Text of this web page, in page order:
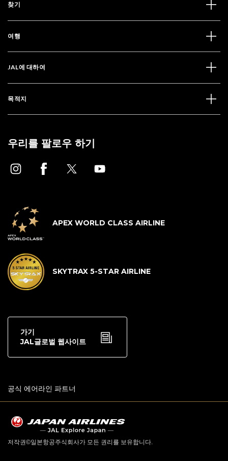
찾기
여행
JAL에 대하여
목적지
우리를 팔로우 하기
APEX WORLD CLASS AIRLINE
SKYTRAX 5-STAR AIRLINE
가기
JAL글로벌 웹사이트
공식 에어라인 파트너
저작권©일본항공주식회사가 모든 권리를 보유합니다.